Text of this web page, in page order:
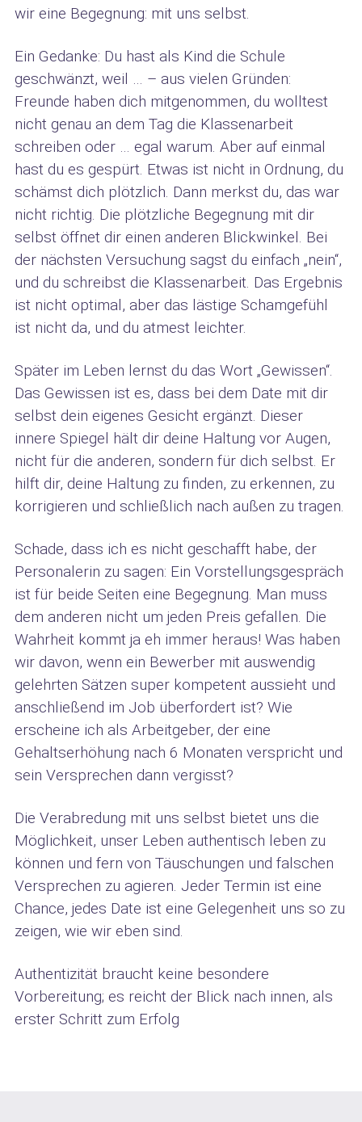
wir eine Begegnung: mit uns selbst.
Ein Gedanke: Du hast als Kind die Schule
geschwänzt, weil … – aus vielen Gründen:
Freunde haben dich mitgenommen, du wolltest
nicht genau an dem Tag die Klassenarbeit
schreiben oder … egal warum. Aber auf einmal
hast du es gespürt. Etwas ist nicht in Ordnung, du
schämst dich plötzlich. Dann merkst du, das war
nicht richtig. Die plötzliche Begegnung mit dir
selbst öffnet dir einen anderen Blickwinkel. Bei
der nächsten Versuchung sagst du einfach „nein“,
und du schreibst die Klassenarbeit. Das Ergebnis
ist nicht optimal, aber das lästige Schamgefühl
ist nicht da, und du atmest leichter.
Später im Leben lernst du das Wort „Gewissen“.
Das Gewissen ist es, dass bei dem Date mit dir
selbst dein eigenes Gesicht ergänzt. Dieser
innere Spiegel hält dir deine Haltung vor Augen,
nicht für die anderen, sondern für dich selbst. Er
hilft dir, deine Haltung zu finden, zu erkennen, zu
korrigieren und schließlich nach außen zu tragen.
Schade, dass ich es nicht geschafft habe, der
Personalerin zu sagen: Ein Vorstellungsgespräch
ist für beide Seiten eine Begegnung. Man muss
dem anderen nicht um jeden Preis gefallen. Die
Wahrheit kommt ja eh immer heraus! Was haben
wir davon, wenn ein Bewerber mit auswendig
gelehrten Sätzen super kompetent aussieht und
anschließend im Job überfordert ist? Wie
erscheine ich als Arbeitgeber, der eine
Gehaltserhöhung nach 6 Monaten verspricht und
sein Versprechen dann vergisst?
Die Verabredung mit uns selbst bietet uns die
Möglichkeit, unser Leben authentisch leben zu
können und fern von Täuschungen und falschen
Versprechen zu agieren. Jeder Termin ist eine
Chance, jedes Date ist eine Gelegenheit uns so zu
zeigen, wie wir eben sind.
Authentizität braucht keine besondere
Vorbereitung; es reicht der Blick nach innen, als
erster Schritt zum Erfolg